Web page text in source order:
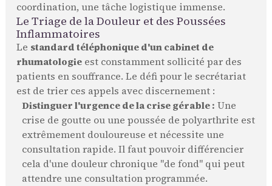
coordination, une tâche logistique immense.
Le Triage de la Douleur et des Poussées
Inflammatoires
Le standard téléphonique d'un cabinet de
rhumatologieest constamment sollicité par des
patients en souffrance. Le défi pour le secrétariat
est de trier ces appels avec discernement :
Distinguer l'urgence de la crise gérable : Une
crise de goutte ou une poussée de polyarthrite est
extrêmement douloureuse et nécessite une
consultation rapide. Il faut pouvoir différencier
cela d'une douleur chronique "de fond" qui peut
attendre une consultation programmée.